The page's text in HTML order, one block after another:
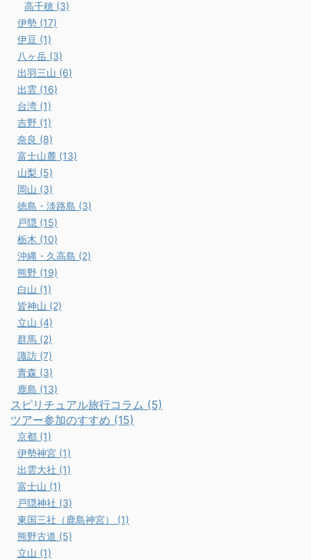
高千穂 (3)
伊勢 (17)
伊豆 (1)
八ヶ岳 (3)
出羽三山 (6)
出雲 (16)
台湾 (1)
吉野 (1)
奈良 (8)
富士山麓 (13)
山梨 (5)
岡山 (3)
徳島・淡路島 (3)
戸隠 (15)
栃木 (10)
沖縄・久高島 (2)
熊野 (19)
白山 (1)
皆神山 (2)
立山 (4)
群馬 (2)
諏訪 (7)
青森 (3)
鹿島 (13)
スピリチュアル旅行コラム (5)
ツアー参加のすすめ (15)
京都 (1)
伊勢神宮 (1)
出雲大社 (1)
富士山 (1)
戸隠神社 (3)
東国三社（鹿島神宮） (1)
熊野古道 (5)
立山 (1)